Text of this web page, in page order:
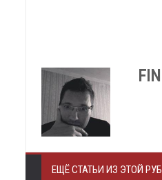
ЕЩЁ СТАТЬИ ИЗ ЭТОЙ